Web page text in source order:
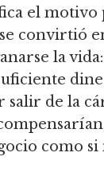
el motivo
convirtió
la
de la
como si